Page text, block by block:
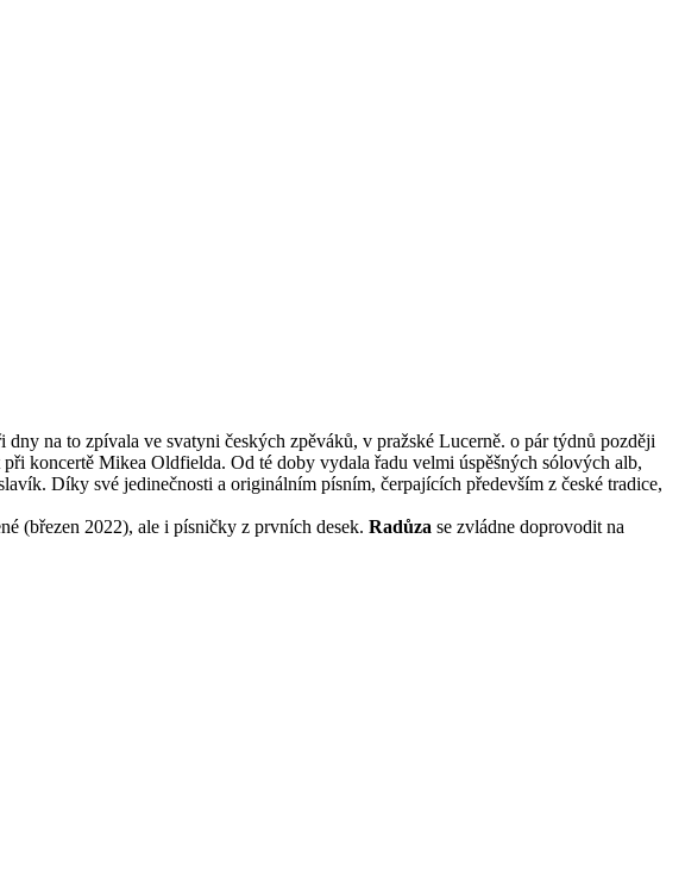
na to zpívala ve svatyni českých zpěváků, v pražské Lucerně. o pár týdnů později
koncertě Mikea Oldfielda. Od té doby vydala řadu velmi úspěšných sólových alb,
Díky své jedinečnosti a originálním písním, čerpajících především z české tradice,
(březen 2022), ale i písničky z prvních desek. Radůza se zvládne doprovodit na